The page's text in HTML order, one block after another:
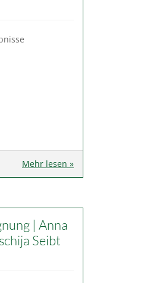
Mehr lesen »
| Anna
Seibt